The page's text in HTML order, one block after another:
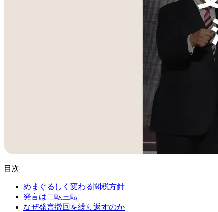
目次
めまぐるしく変わる関税方針
発言は二転三転
なぜ発言撤回を繰り返すのか